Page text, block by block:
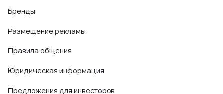
Бренды
Размещение рекламы
Правила общения
Юридическая информация
Предложения для инвесторов